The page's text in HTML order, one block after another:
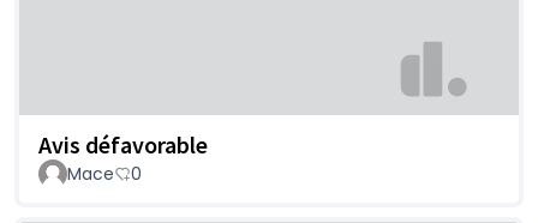
Avis défavorable
Mace 0